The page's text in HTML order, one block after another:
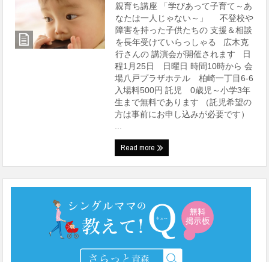
親育ち講座 「学びあって子育て～あ
なたは一人じゃない～」 不登校や
障害を持った子供たちの 支援＆相談
を長年受けていらっしゃる 広木克
行さんの 講演会が開催されます 日
程1月25日 日曜日 時間10時から 会
場八戸プラザホテル 柏崎一丁目6-6
入場料500円 託児 0歳児～小学3年
生まで無料であります （託児希望の
方は事前にお申し込みが必要です）
...
Read more